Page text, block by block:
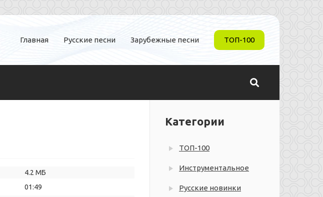
Главная Русские песни Зарубежные песни ТОП-100
4.2 МБ
01:49
Категории
ТОП-100
Инструментальное
Русские новинки